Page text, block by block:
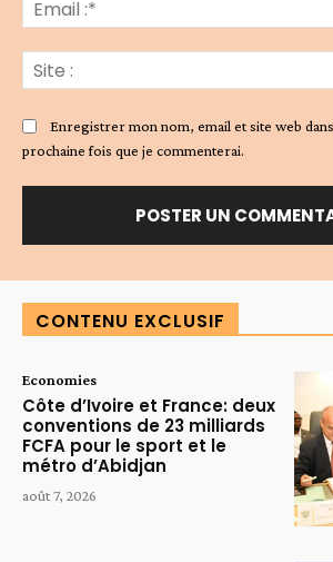
Enregistrer mon nom, email et site web
prochaine fois que je commenterai.
CONTENU EXCLUSIF
Economies
Côte d’Ivoire et France: deux
conventions de 23 milliards
FCFA pour le sport et le
métro d’Abidjan
août 7, 2026